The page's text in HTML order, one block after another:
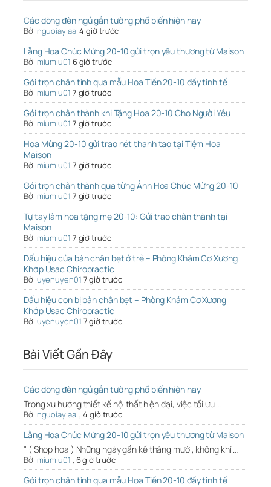
Các dòng đèn ngủ gắn tường phổ biến hiện nay
Bởi nguoiaylaai4 giờ trước
Lẵng Hoa Chúc Mừng 20-10 gửi trọn yêu thương từ Maison
Bởi miumiu01 6 giờ trước
Gói trọn chân tình qua mẫu Hoa Tiền 20-10 đầy tinh tế
Bởi miumiu01 7 giờ trước
Gói trọn chân thành khi Tặng Hoa 20-10 Cho Người Yêu
Bởi miumiu01 7 giờ trước
Hoa Mừng 20-10 gửi trao nét thanh tao tại Tiệm Hoa
Maison
Bởi miumiu01 7 giờ trước
Gói trọn chân thành qua từng Ảnh Hoa Chúc Mừng 20-10
Bởi miumiu01 7 giờ trước
Tự tay làm hoa tặng mẹ 20-10: Gửi trao chân thành tại
Maison
Bởi miumiu01 7 giờ trước
Dấu hiệu của bàn chân bẹt ở trẻ – Phòng Khám Cơ Xương
Khớp Usac Chiropractic
Bởi uyenuyen01 7 giờ trước
Dấu hiệu con bị bàn chân bẹt – Phòng Khám Cơ Xương
Khớp Usac Chiropractic
Bởi uyenuyen01 7 giờ trước
Bài Viết Gần Đây
Các dòng đèn ngủ gắn tường phổ biến hiện nay
Trong xu hướng thiết kế nội thất hiện đại, việc tối ưu …
Bởi nguoiaylaai,4 giờ trước
Lẵng Hoa Chúc Mừng 20-10 gửi trọn yêu thương từ Maison
" ( Shop hoa ) Những ngày gần kề tháng mười, không khí …
Bởi miumiu01 , 6 giờ trước
Gói trọn chân tình qua mẫu Hoa Tiền 20-10 đầy tinh tế